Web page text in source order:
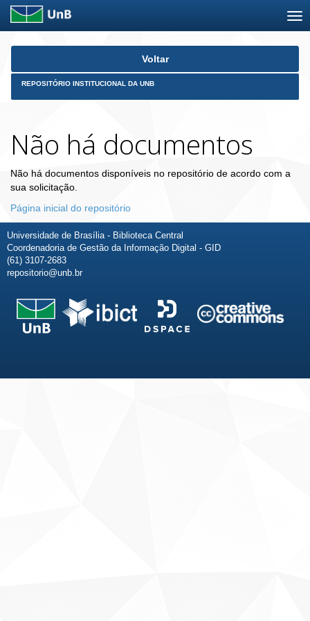
Skip
Voltar
REPOSITÓRIO INSTITUCIONAL DA UNB
Não há documentos
Não há documentos disponíveis no repositório de acordo com a
sua solicitação.
Página inicial do repositório
Universidade de Brasília - Biblioteca Central
Coordenadoria de Gestão da Informação Digital - GID
(61) 3107-2683
repositorio@unb.br